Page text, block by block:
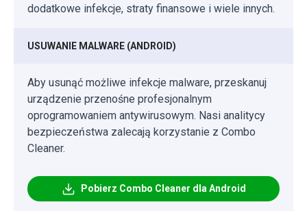
dodatkowe infekcje, straty finansowe i wiele innych.
USUWANIE MALWARE (ANDROID)
Aby usunąć możliwe infekcje malware, przeskanuj
urządzenie przenośne profesjonalnym
oprogramowaniem antywirusowym. Nasi analitycy
bezpieczeństwa zalecają korzystanie z Combo
Cleaner.
Pobierz Combo Cleaner dla Android